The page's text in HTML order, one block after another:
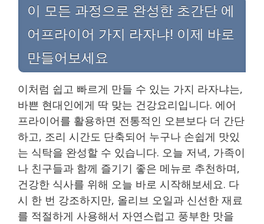
이 모든 과정으로 완성한 초간단 에
어프라이어 가지 라자냐! 이제 바로
만들어보세요
이처럼 쉽고 빠르게 만들 수 있는 가지 라자냐는,
바쁜 현대인에게 딱 맞는 건강요리입니다. 에어
프라이어를 활용하면 전통적인 오븐보다 더 간단
하고, 조리 시간도 단축되어 누구나 손쉽게 맛있
는 식탁을 완성할 수 있습니다. 오늘 저녁, 가족이
나 친구들과 함께 즐기기 좋은 메뉴로 추천하며,
건강한 식사를 위해 오늘 바로 시작해보세요. 다
시 한 번 강조하지만, 올리브 오일과 신선한 재료
를 적절하게 사용해서 자연스럽고 풍부한 맛을